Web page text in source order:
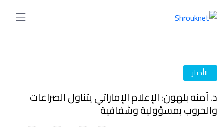
#أخبار
د. آمنه بلهون: الإعلام الإماراتي يتناول الصراعات
والحروب بمسؤولية وشفافية